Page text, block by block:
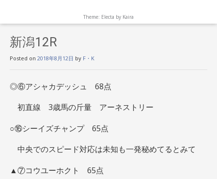
Theme: Electa by Kaira
新潟12R
Posted on 2018年8月12日 by F・K
◎⑥アシャカデッシュ 68点
初直線 3歳馬の斤量 アーネストリー
○⑯シーイズチャンプ 65点
中央でのスピード対応は未知も一発秘めてるとみて
▲⑦コウユーホクト 65点